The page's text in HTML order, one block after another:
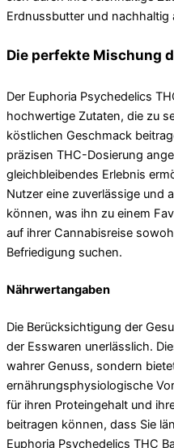
Erdnussbutter und
Die perfekte Mischung
Der Euphoria Psychedelics
hochwertige Zutaten, die zu
köstlichen Geschmack
präzisen THC-Dosierung
gleichbleibendes Erlebnis
Nutzer eine zuverlässige und
können, was ihn zu einem
auf ihrer Cannabisreise
Befriedigung suchen.
Nährwertangaben
Die Berücksichtigung der
der Esswaren unerlässlich.
wahrer Genuss, sondern
ernährungsphysiologische
für ihren Proteingehalt und
beitragen können, dass Sie
Euphoria Psychedelics THC